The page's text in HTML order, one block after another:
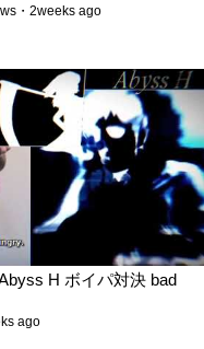
・2weeks ago
H ボイパ対決 bad
ago